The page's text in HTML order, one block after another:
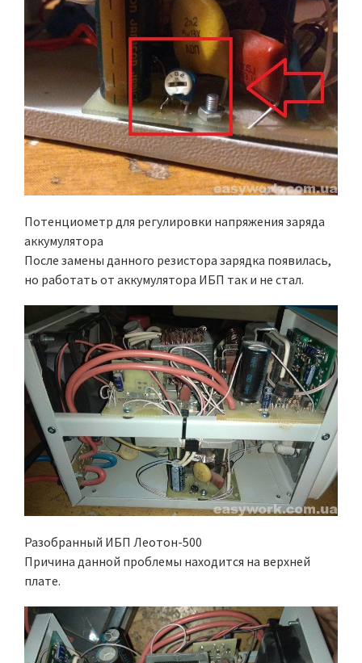
Потенциометр для регулировки напряжения заряда
аккумулятора
После замены данного резистора зарядка появилась,
но работать от аккумулятора ИБП так и не стал.
Разобранный ИБП Леотон-500
Причина данной проблемы находится на верхней
плате.